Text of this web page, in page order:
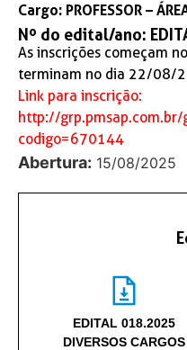
Cargo: PROFESSOR –
Nº do edital/ano:
As inscrições começam
terminam no dia 22/08/
Link para inscrição:
http://grp.pmsap.com.br/
codigo=670144
Abertura: 15/08/2025
EDITAL 018.2025
DIVERSOS CARGOS